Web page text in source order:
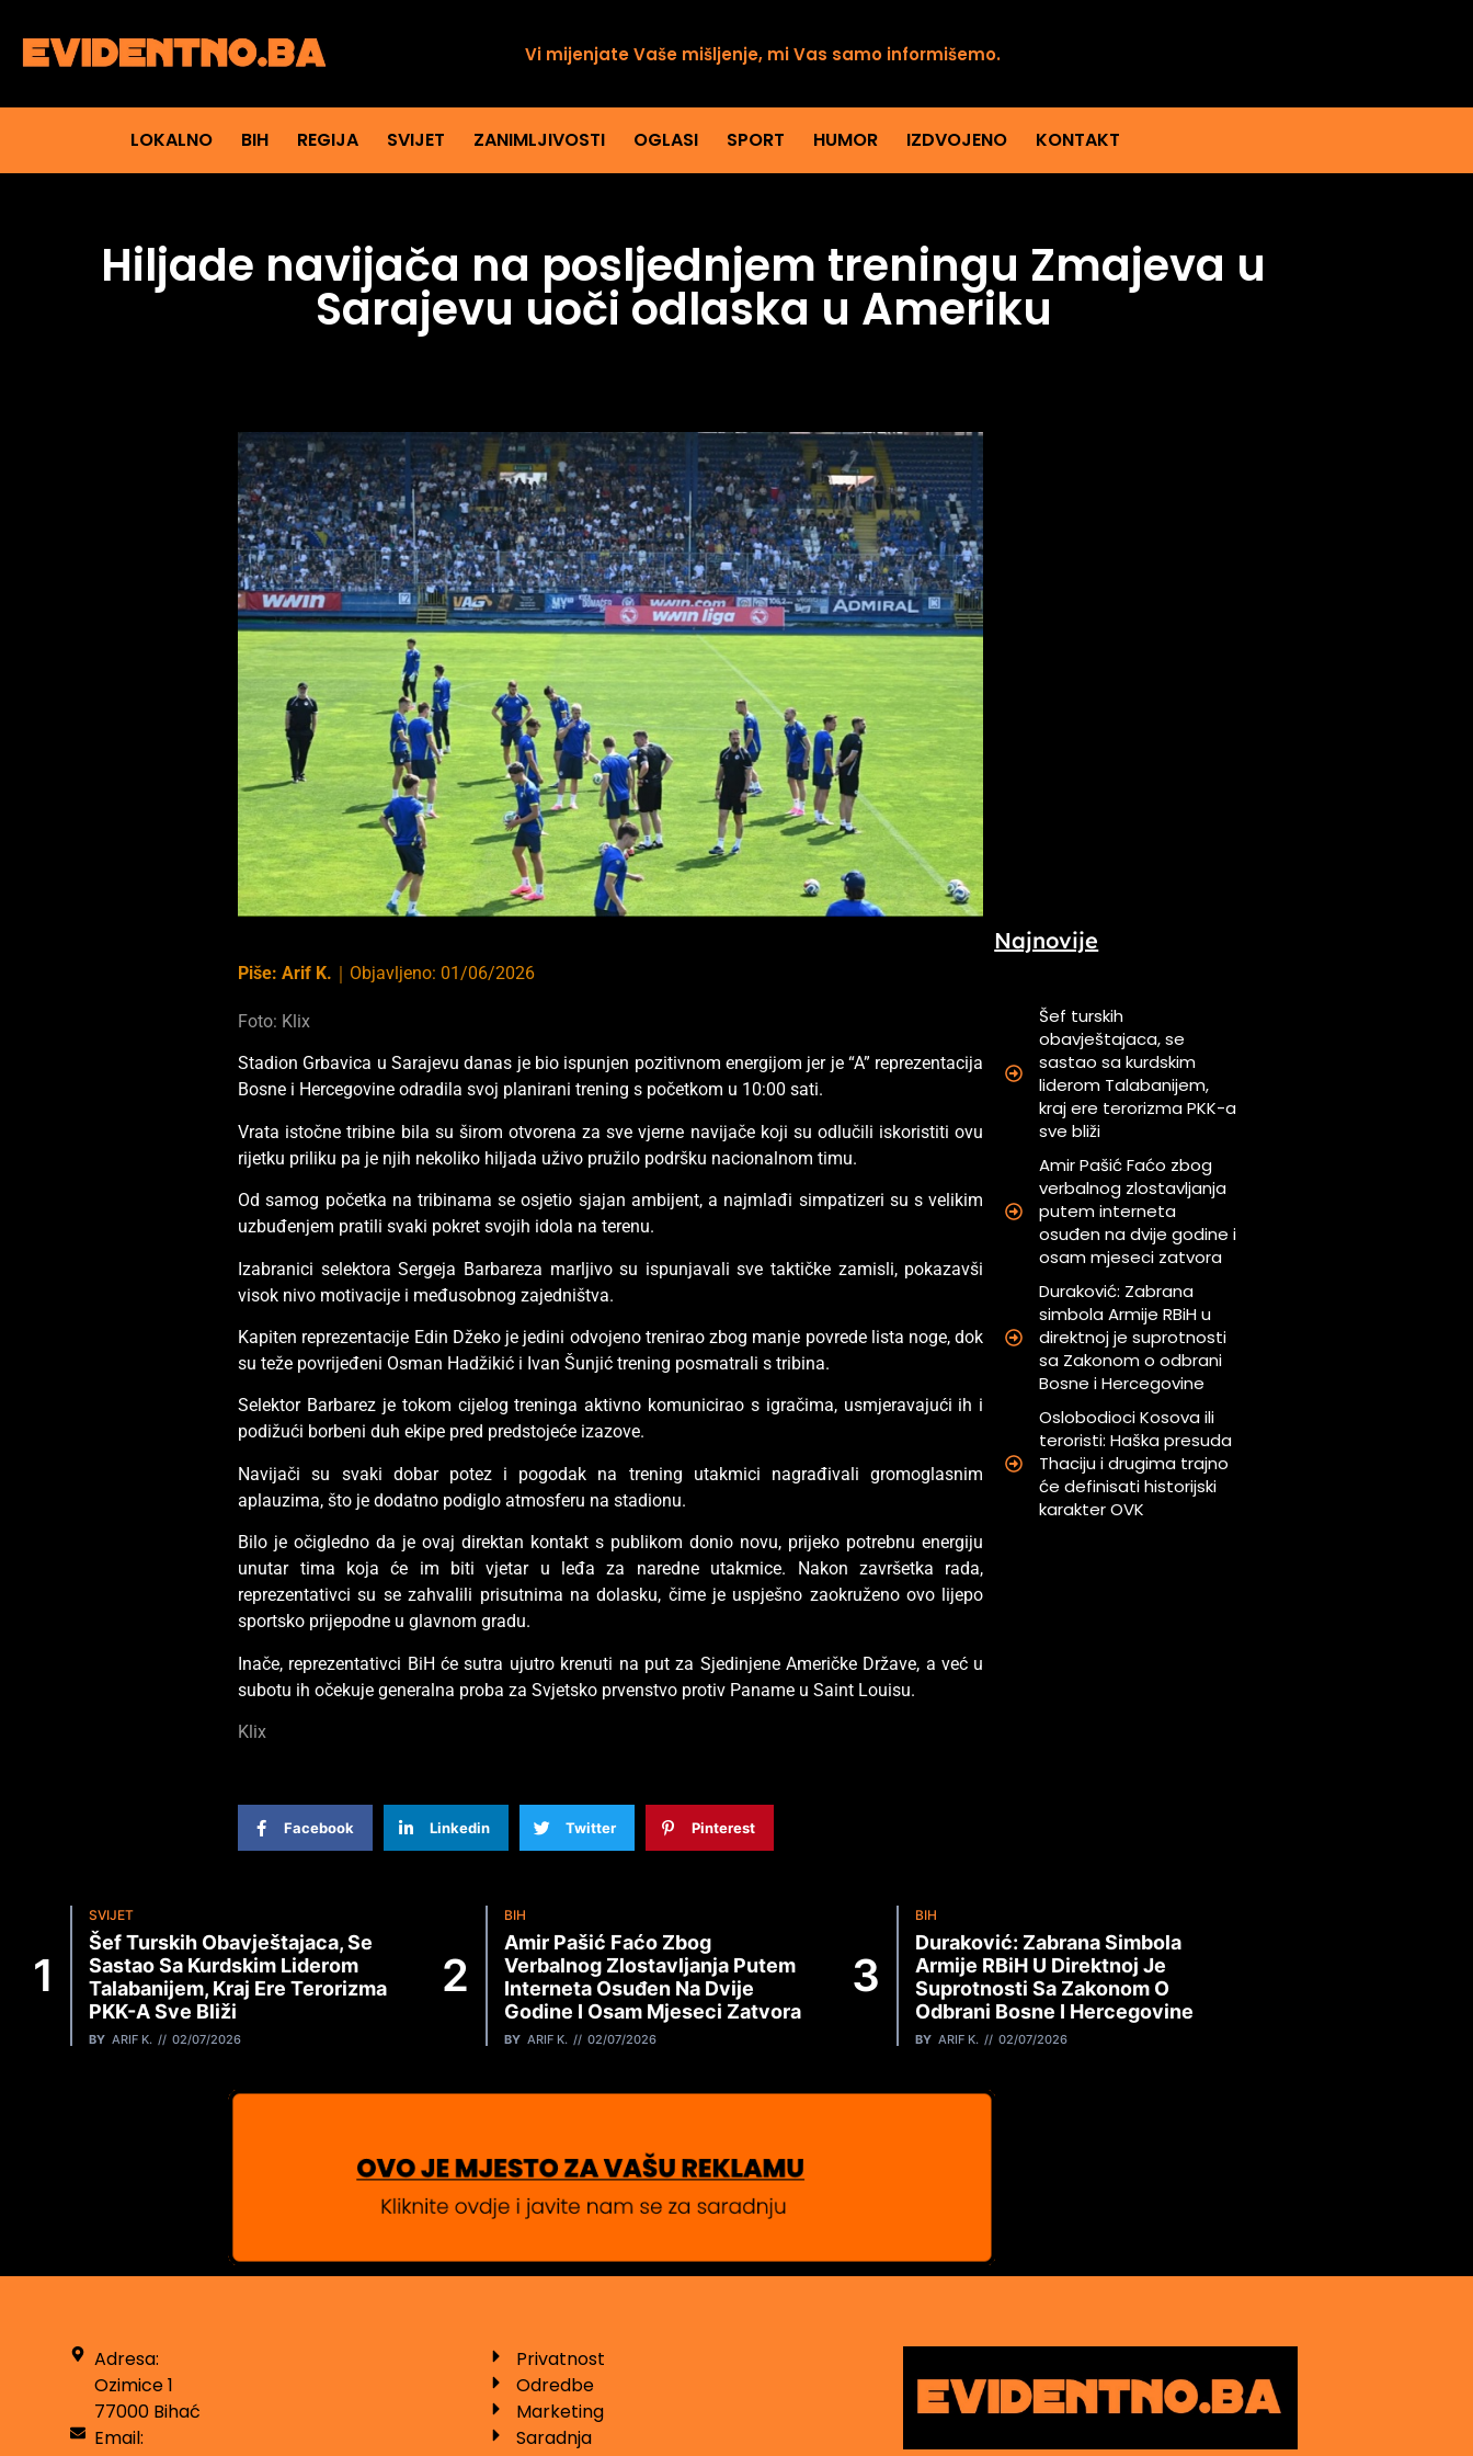
Vi mijenjate Vaše mišljenje, mi Vas samo informišemo.
LOKALNO BIH REGIJA SVIJET ZANIMLJIVOSTI OGLASI SPORT HUMOR IZDVOJENO KONTAKT
Hiljade navijača na posljednjem treningu Zmajeva u
Sarajevu uoči odlaska u Ameriku
Piše: Arif K. ｜ Objavljeno: 01/06/2026
Foto: Klix
Stadion Grbavica u Sarajevu danas je bio ispunjen pozitivnom energijom jer je “A” reprezentacija
Bosne i Hercegovine odradila svoj planirani trening s početkom u 10:00 sati.
Vrata istočne tribine bila su širom otvorena za sve vjerne navijače koji su odlučili iskoristiti ovu
rijetku priliku pa je njih nekoliko hiljada uživo pružilo podršku nacionalnom timu.
Od samog početka na tribinama se osjetio sjajan ambijent, a najmlađi simpatizeri su s velikim
uzbuđenjem pratili svaki pokret svojih idola na terenu.
Izabranici selektora Sergeja Barbareza marljivo su ispunjavali sve taktičke zamisli, pokazavši
visok nivo motivacije i međusobnog zajedništva.
Kapiten reprezentacije Edin Džeko je jedini odvojeno trenirao zbog manje povrede lista noge, dok
su teže povrijeđeni Osman Hadžikić i Ivan Šunjić trening posmatrali s tribina.
Selektor Barbarez je tokom cijelog treninga aktivno komunicirao s igračima, usmjeravajući ih i
podižući borbeni duh ekipe pred predstojeće izazove.
Navijači su svaki dobar potez i pogodak na trening utakmici nagrađivali gromoglasnim
aplauzima, što je dodatno podiglo atmosferu na stadionu.
Bilo je očigledno da je ovaj direktan kontakt s publikom donio novu, prijeko potrebnu energiju
unutar tima koja će im biti vjetar u leđa za naredne utakmice. Nakon završetka rada,
reprezentativci su se zahvalili prisutnima na dolasku, čime je uspješno zaokruženo ovo lijepo
sportsko prijepodne u glavnom gradu.
Inače, reprezentativci BiH će sutra ujutro krenuti na put za Sjedinjene Američke Države, a već u
subotu ih očekuje generalna proba za Svjetsko prvenstvo protiv Paname u Saint Louisu.
Klix
Facebook Linkedin Twitter Pinterest
Najnovije
Šef turskih
obavještajaca, se
sastao sa kurdskim
liderom Talabanijem,
kraj ere terorizma PKK-a
sve bliži
Amir Pašić Faćo zbog
verbalnog zlostavljanja
putem interneta
osuđen na dvije godine i
osam mjeseci zatvora
Duraković: Zabrana
simbola Armije RBiH u
direktnoj je suprotnosti
sa Zakonom o odbrani
Bosne i Hercegovine
Oslobodioci Kosova ili
teroristi: Haška presuda
Thaciju i drugima trajno
će definisati historijski
karakter OVK
SVIJET
Šef Turskih Obavještajaca, Se
Sastao Sa Kurdskim Liderom
Talabanijem, Kraj Ere Terorizma
PKK-A Sve Bliži
BY ARIF K. 02/07/2026
BIH
Amir Pašić Faćo Zbog
Verbalnog Zlostavljanja Putem
Interneta Osuđen Na Dvije
Godine I Osam Mjeseci Zatvora
BY ARIF K. 02/07/2026
BIH
Duraković: Zabrana Simbola
Armije RBiH U Direktnoj Je
Suprotnosti Sa Zakonom O
Odbrani Bosne I Hercegovine
BY ARIF K. 02/07/2026
Adresa:
Ozimice 1
77000 Bihać
Email:
Privatnost
Odredbe
Marketing
Saradnja